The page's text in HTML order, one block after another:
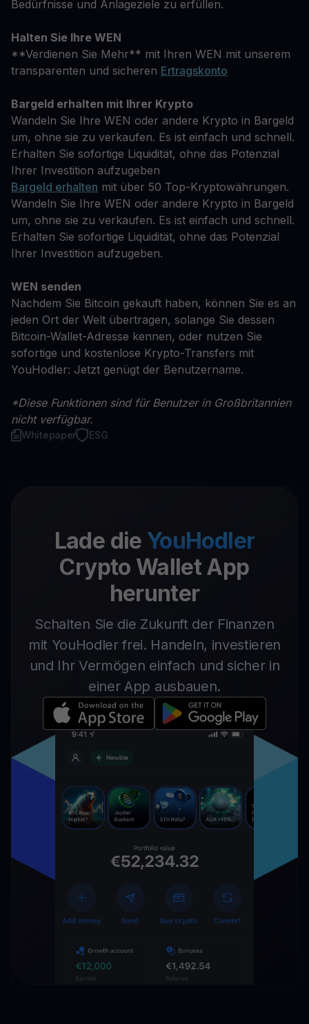
Bedürfnisse und Anlageziele zu erfüllen.
Halten Sie Ihre WEN
**Verdienen Sie Mehr** mit Ihren WEN mit unserem
transparenten und sicheren Ertragskonto
Bargeld erhalten mit Ihrer Krypto
Wandeln Sie Ihre WEN oder andere Krypto in Bargeld
um, ohne sie zu verkaufen. Es ist einfach und schnell.
Erhalten Sie sofortige Liquidität, ohne das Potenzial
Ihrer Investition aufzugeben
Bargeld erhalten mit über 50 Top-Kryptowährungen.
Wandeln Sie Ihre WEN oder andere Krypto in Bargeld
um, ohne sie zu verkaufen. Es ist einfach und schnell.
Erhalten Sie sofortige Liquidität, ohne das Potenzial
Ihrer Investition aufzugeben.
WEN senden
Nachdem Sie Bitcoin gekauft haben, können Sie es an
jeden Ort der Welt übertragen, solange Sie dessen
Bitcoin-Wallet-Adresse kennen, oder nutzen Sie
sofortige und kostenlose Krypto-Transfers mit
YouHodler: Jetzt genügt der Benutzername.
*Diese Funktionen sind für Benutzer in Großbritannien
nicht verfügbar.
Whitepaper ESG
Lade die YouHodler
Crypto Wallet App
herunter
Schalten Sie die Zukunft der Finanzen
mit YouHodler frei. Handeln, investieren
und Ihr Vermögen einfach und sicher in
einer App ausbauen.